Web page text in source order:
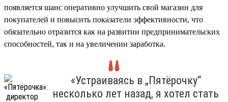
появляется шанс оперативно улучшить свой магазин для
покупателей и повысить показатели эффективности, что
обязательно отразится как на развитии предпринимательских
способностей, так и на увеличении заработка.
«Устраиваясь в „Пятёрочку“
несколько лет назад, я хотел стать